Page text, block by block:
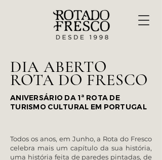
DIA ABERTO
ROTA DO FRESCO
ANIVERSÁRIO DA 1ª ROTA DE
TURISMO CULTURAL EM PORTUGAL
Todos os anos, em Junho, a Rota do Fresco
celebra mais um capítulo da sua história,
uma história feita de paredes pintadas, de